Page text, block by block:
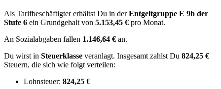
Als Tarifbeschäftigter erhältst Du in derEntgeltgruppe E 9b der
Stufe 6 ein Grundgehalt von 5.153,45 € pro Monat.
An Sozialabgaben fallen 1.146,64 € an.
Du wirst in Steuerklasse veranlagt. Insgesamt zahlst Du 824,25 €
Steuern, die sich wie folgt verteilen:
Lohnsteuer: 824,25 €